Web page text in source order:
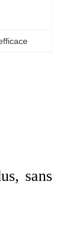
sans